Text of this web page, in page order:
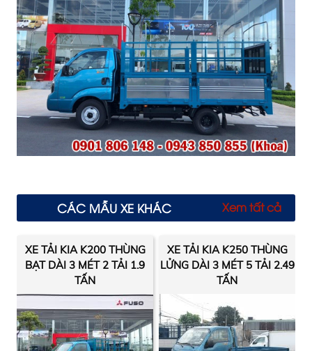
CÁC MẪU XE KHÁC Xem tất cả
XE TẢI KIA K200 THÙNG
BẠT DÀI 3 MÉT 2 TẢI 1.9
TẤN
XE TẢI KIA K250 THÙNG
LỬNG DÀI 3 MÉT 5 TẢI 2.49
TẤN